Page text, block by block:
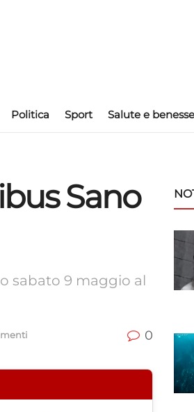
Politica Sport Salute e
Sano
sabato 9 maggio al
0